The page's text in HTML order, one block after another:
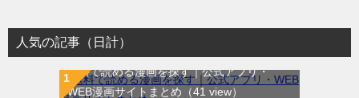
人気の記事（日計）
無料で読める漫画を探す｜公式アプリ・
WEB漫画サイトまとめ （41 view）